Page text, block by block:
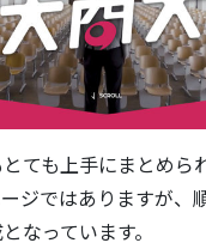
ても上手にまとめら
ジではありますが、
なっています。